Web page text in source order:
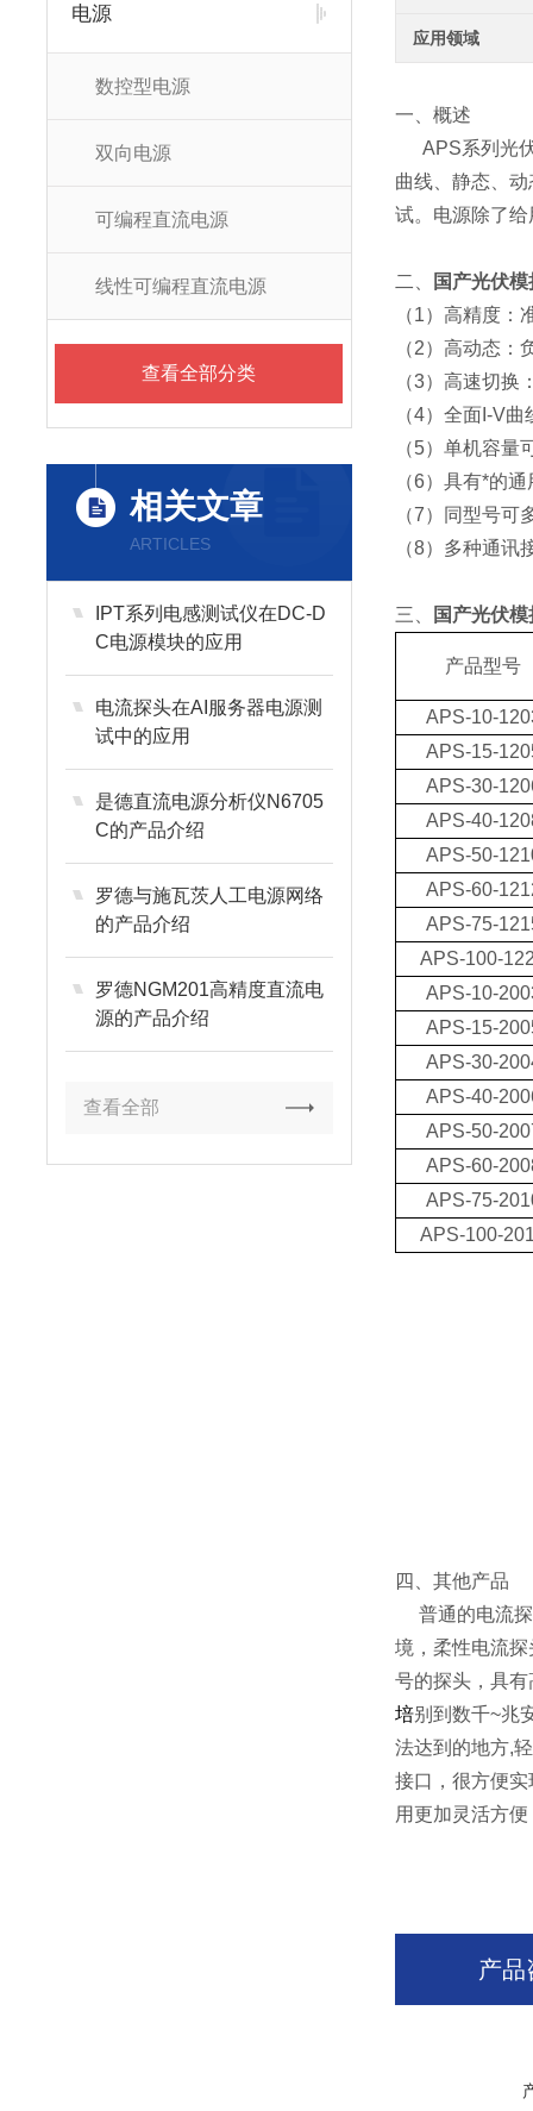
电源
数控型电源
双向电源
可编程直流电源
线性可编程直流电源
查看全部分类
相关文章
ARTICLES
IPT系列电感测试仪在DC-D
C电源模块的应用
电流探头在AI服务器电源测
试中的应用
是德直流电源分析仪N6705
C的产品介绍
罗德与施瓦茨人工电源网络
的产品介绍
罗德NGM201高精度直流电
源的产品介绍
查看全部
应用领域
一、概述
APS系列光伏
曲线、静态、
试。电源除了
二、
国产光伏
（1）高精度：
（2）高动态
（3）高速切换
（4）全面I-V
（5）单机容
（6）具有*的
（7）同型号
（8）多种通
三、 国产光伏
产品型号
APS-10-
APS-15-
APS-30-
APS-40-
APS-50-
APS-60-
APS-75-
APS-100-
APS-10-
APS-15-
APS-30-
APS-40-
APS-50-
APS-60-
APS-75-
APS-100-
四、其他产品
普通的电流探
境，柔性电流
号的探头，具
培别到数千~兆
法达到的地方,
接口，很方便
用更加灵活方
产品